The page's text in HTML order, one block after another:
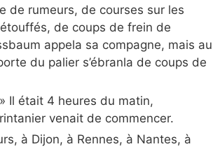
de rumeurs, de courses sur les
de coups de frein de
appela sa compagne, mais au
du palier s’ébranla de coups de
Il était 4 heures du matin,
venait de commencer.
à Dijon, à Rennes, à Nantes, à